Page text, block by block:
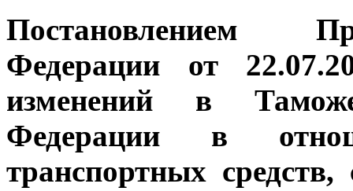
Постановлением
Федерации от
изменений в
Федерации в
транспортных